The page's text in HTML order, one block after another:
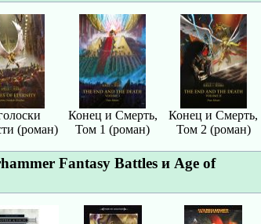
(роман)
Конец и Смерть,
Том 1 (роман)
Конец и Смерть,
Том 2 (роман)
Fantasy Battlesи Age of